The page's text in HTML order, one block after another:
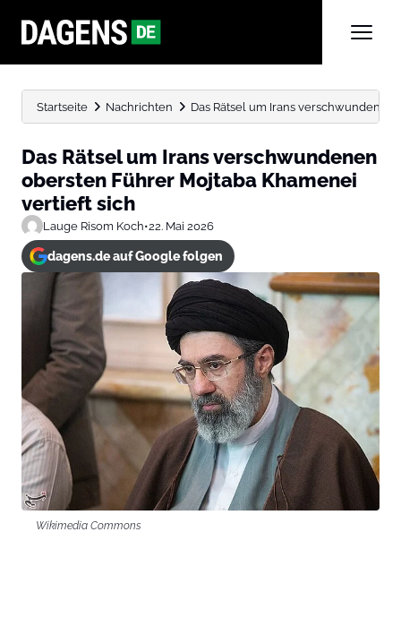
Startseite Nachrichten Das Rätsel um Irans
Das Rätsel um Irans verschwundenen
obersten Führer Mojtaba Khamenei
vertieft sich
Lauge Risom Koch•22. Mai 2026
dagens.de auf Google folgen
Wikimedia Commons